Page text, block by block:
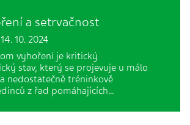
a setrvačnost
10. 2024
vyhoření je kritický
stav, který se projevuje u málo
nedostatečně tréninkově
z řad pomáhajících…